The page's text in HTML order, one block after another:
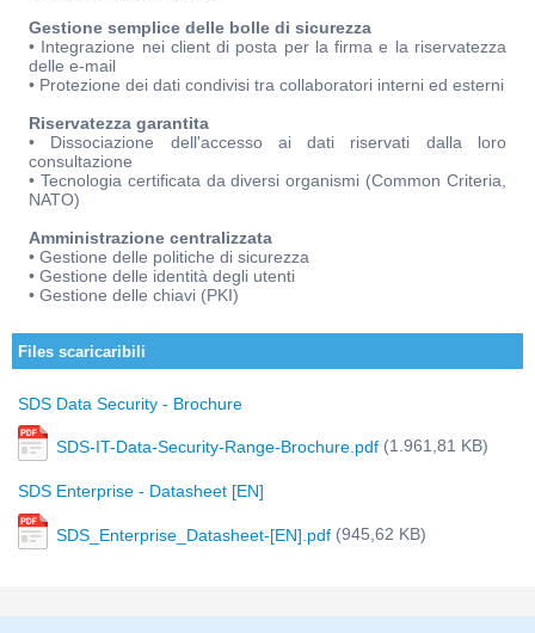
Gestione semplice delle bolle di sicurezza
• Integrazione nei client di posta per la firma e la riservatezza
delle e-mail
• Protezione dei dati condivisi tra collaboratori interni ed esterni
Riservatezza garantita
• Dissociazione dell'accesso ai dati riservati dalla loro
consultazione
• Tecnologia certificata da diversi organismi (Common Criteria,
NATO)
Amministrazione centralizzata
• Gestione delle politiche di sicurezza
• Gestione delle identità degli utenti
• Gestione delle chiavi (PKI)
Files scaricaribili
SDS Data Security - Brochure
SDS-IT-Data-Security-Range-Brochure.pdf (1.961,81 KB)
SDS Enterprise - Datasheet [EN]
SDS_Enterprise_Datasheet-[EN].pdf (945,62 KB)